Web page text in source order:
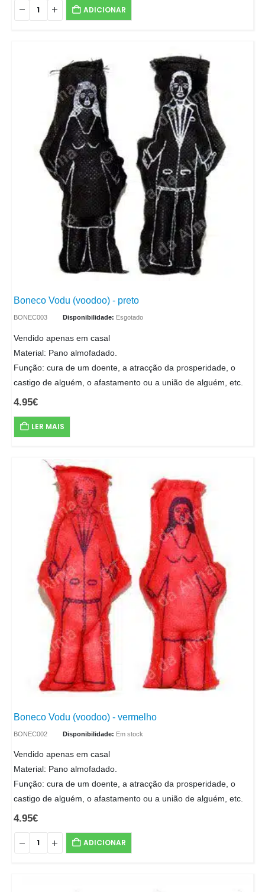
ADICIONAR
Boneco Vodu (voodoo) - preto
BONEC003 Disponibilidade: Esgotado
Vendido apenas em casal
Material: Pano almofadado.
Função: cura de um doente, a atracção da prosperidade, o
castigo de alguém, o afastamento ou a união de alguém, etc.
4.95€
LER MAIS
Boneco Vodu (voodoo) - vermelho
BONEC002 Disponibilidade: Em stock
Vendido apenas em casal
Material: Pano almofadado.
Função: cura de um doente, a atracção da prosperidade, o
castigo de alguém, o afastamento ou a união de alguém, etc.
4.95€
ADICIONAR